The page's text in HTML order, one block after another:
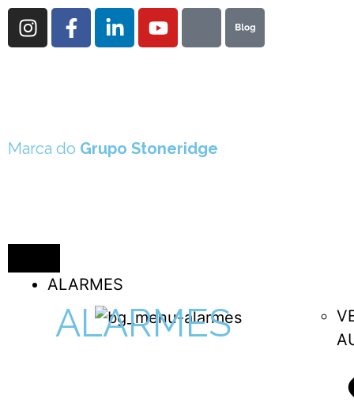
Marca do Grupo Stoneridge
ALARMES
ALARMES